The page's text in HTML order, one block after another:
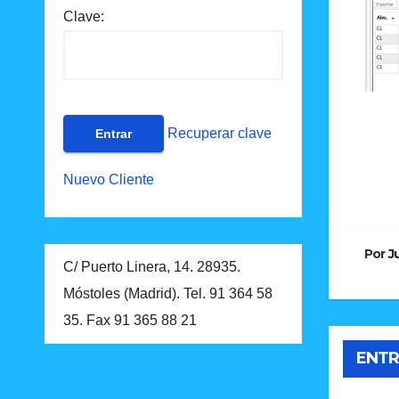
Clave:
Recuperar clave
Nuevo Cliente
C/ Puerto Linera, 14. 28935.
Móstoles (Madrid). Tel. 91 364 58
35. Fax 91 365 88 21
Por